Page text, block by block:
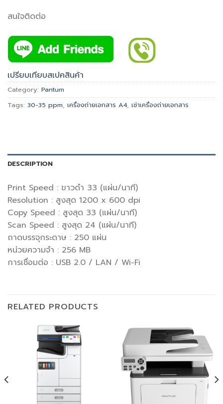
สนใจติดต่อ
เปรียบเทียบสเปคสินค้า
Category: Pantum
Tags: 30-35 ppm, เครื่องถ่ายเอกสาร A4, เช่าเครื่องถ่ายเอกสาร
DESCRIPTION
Print Speed : ขาวดำ 33 (แผ่น/นาที)
Resolution : สูงสุด 1200 x 600 dpi
Copy Speed : สูงสุด 33 (แผ่น/นาที)
Scan Speed : สูงสุด 24 (แผ่น/นาที)
ถาดบรรจุกระดาษ : 250 แผ่น
หน่วยความจำ : 256 MB
การเชื่อมต่อ : USB 2.0 / LAN / Wi-Fi
RELATED PRODUCTS